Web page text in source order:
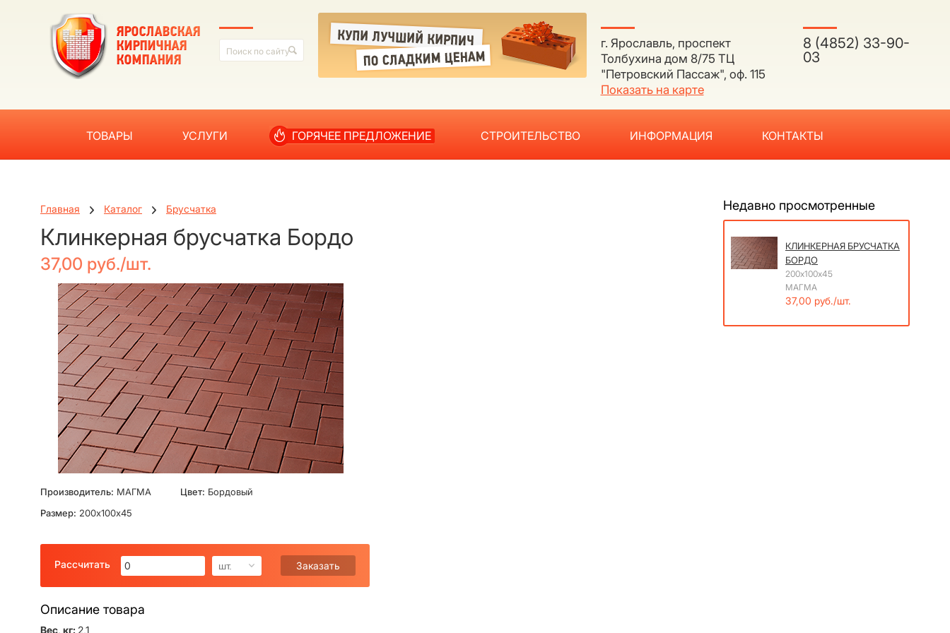
8 (4852) 33-90-
03
г. Ярославль, проспект
Толбухина дом 8/75 ТЦ
"Петровский Пассаж", оф. 115
Показать на карте
ТОВАРЫ УСЛУГИ ГОРЯЧЕЕ ПРЕДЛОЖЕНИЕ СТРОИТЕЛЬСТВО ИНФОРМАЦИЯ КОНТАКТЫ
Главная Каталог Брусчатка
Клинкерная брусчатка Бордо
37,00 руб./шт.
Производитель: МАГМА
Размер: 200х100х45
Цвет: Бордовый
Рассчитать шт. Заказать
Описание товара
Вес, кг: 2,1
Недавно просмотренные
КЛИНКЕРНАЯ БРУСЧАТКА
БОРДО
200х100х45
МАГМА
37,00 руб./шт.